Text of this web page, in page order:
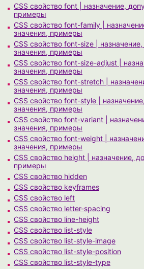
CSS свойство font | назначение,
примеры
CSS свойство font-family |
значения, примеры
CSS свойство font-size |
значения, примеры
CSS свойство font-size-adjust |
значения, примеры
CSS свойство font-stretch |
значения, примеры
CSS свойство font-style |
значения, примеры
CSS свойство font-variant |
значения, примеры
CSS свойство font-weight |
значения, примеры
CSS свойство height | назначение,
примеры
CSS свойство hidden
CSS свойство keyframes
CSS свойство left
CSS свойство letter-spacing
CSS свойство line-height
CSS свойство list-style
CSS свойство list-style-image
CSS свойство list-style-position
CSS свойство list-style-type